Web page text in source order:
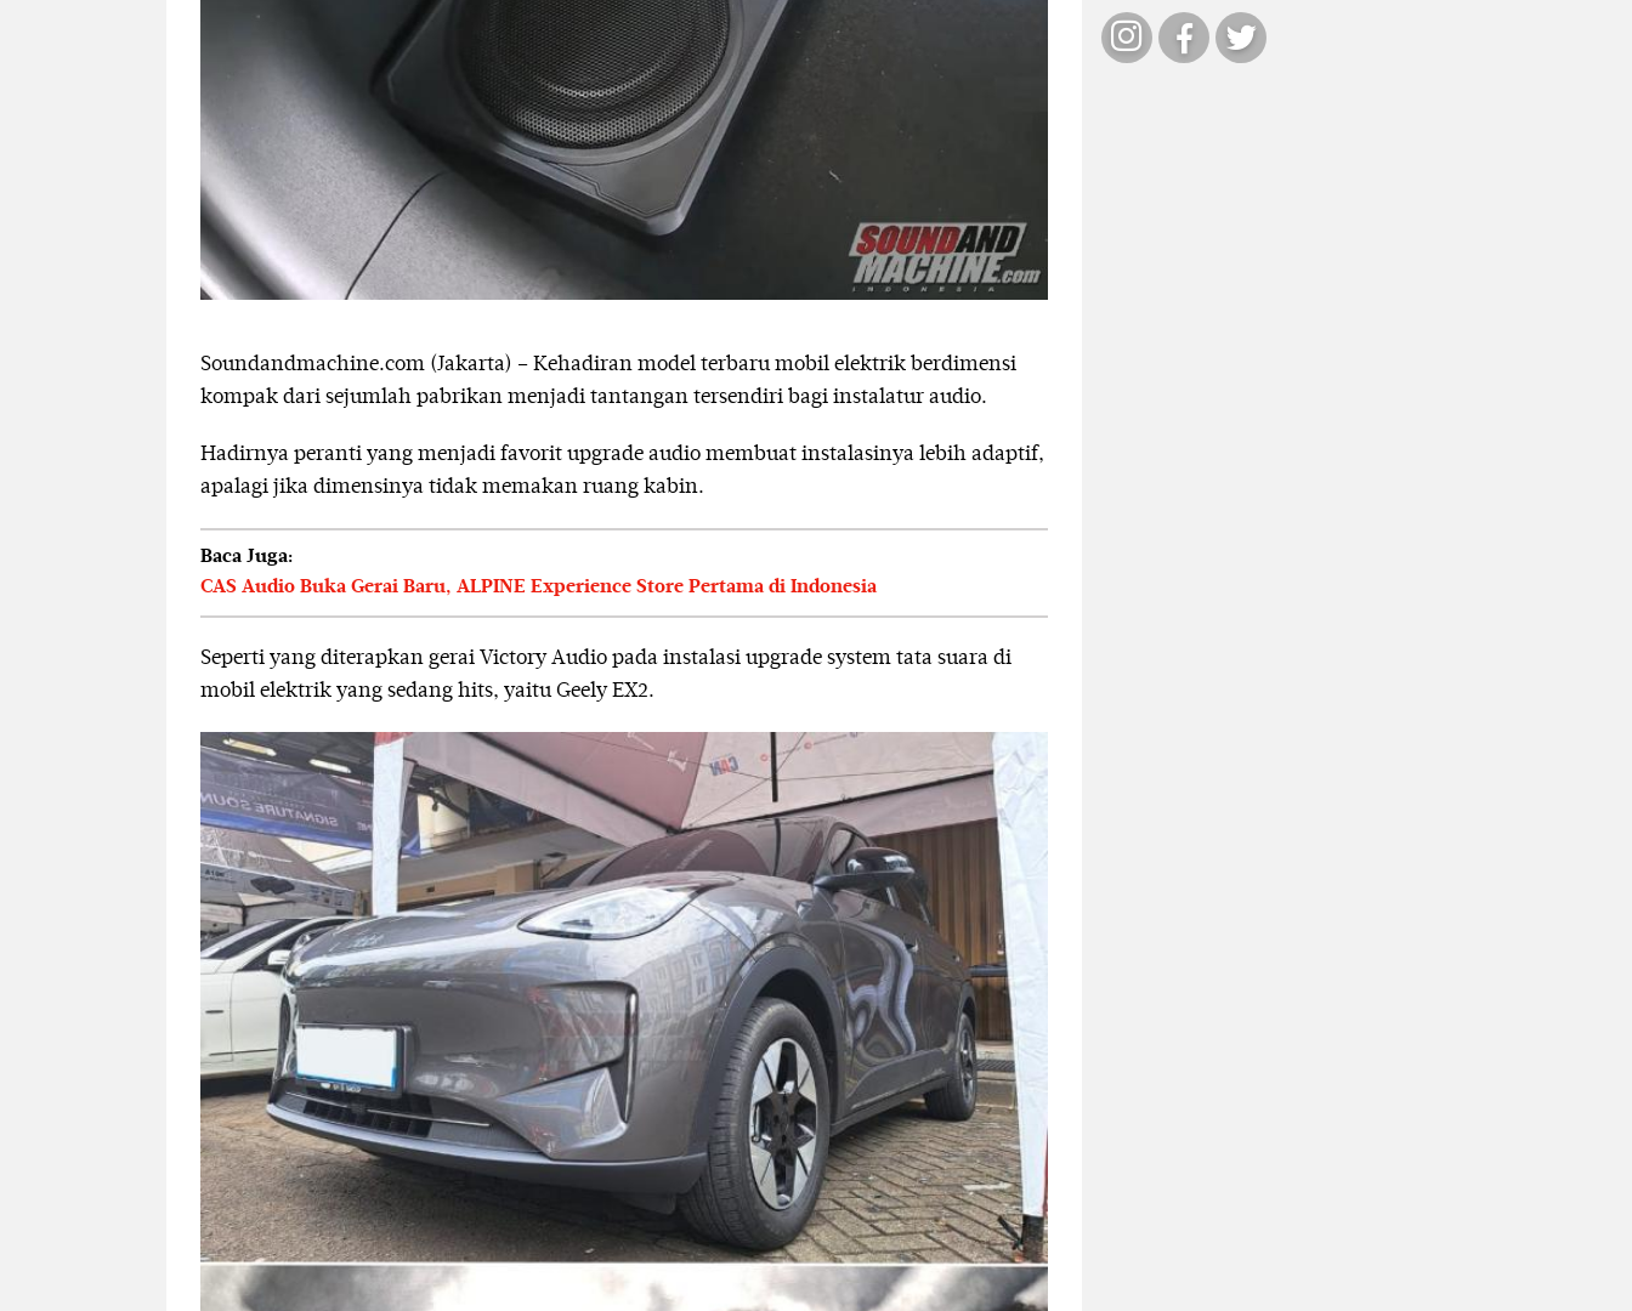
Soundandmachine.com (Jakarta) – Kehadiran model terbaru mobil elektrik berdimensi
kompak dari sejumlah pabrikan menjadi tantangan tersendiri bagi instalatur audio.
Hadirnya peranti yang menjadi favorit upgrade audio membuat instalasinya lebih adaptif,
apalagi jika dimensinya tidak memakan ruang kabin.
Baca Juga:
CAS Audio Buka Gerai Baru, ALPINE Experience Store Pertama di Indonesia
Seperti yang diterapkan gerai Victory Audio pada instalasi upgrade system tata suara di
mobil elektrik yang sedang hits, yaitu Geely EX2.